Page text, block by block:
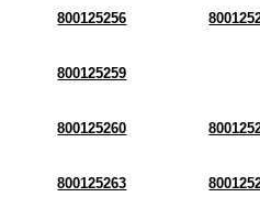
800125256
800125259
800125260
800125263